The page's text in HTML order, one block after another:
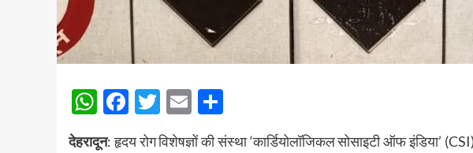
WhatsApp
Facebook
Twitter
Email
देहरादून: हृदय रोग विशेषज्ञों की संस्था ‘कार्डियोलॉजिकल सोसाइटी ऑफ इंडिया’